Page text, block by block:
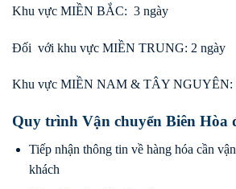
Khu vực MIỀN BẮC: 3 ngày
Đối với khu vực MIỀN TRUNG: 2 ngày
Khu vực MIỀN NAM & TÂY NGUYÊN:
Quy trình Vận chuyển Biên
Tiếp nhận thông tin về hàng hóa cần
khách